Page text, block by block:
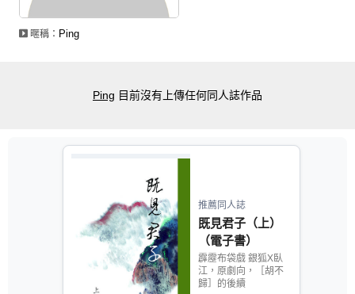
暱稱： Ping
Ping 目前沒有上傳任何同人誌作品
推薦同人誌
既見君子（上）
（電子書）
霹靂布袋戲 銀狐X臥
江，原劇向，［胡不
歸］的後續